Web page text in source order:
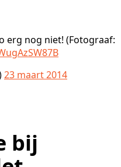
erg nog niet! (Fotograaf:
23 maart 2014
bij